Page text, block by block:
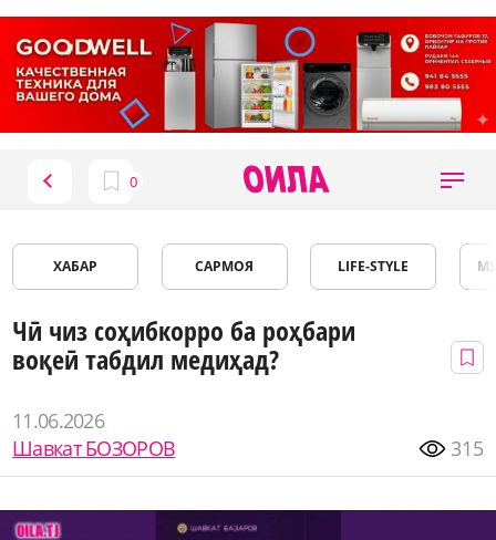
ХАБАР САРМОЯ LIFE-STYLE
Чӣ чиз соҳибкорро ба роҳбари
воқеӣ табдил медиҳад?
11.06.2026
Шавкат БОЗОРОВ
315